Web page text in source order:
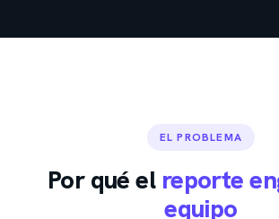
EL PROBLEMA
Por qué el reporte
equipo